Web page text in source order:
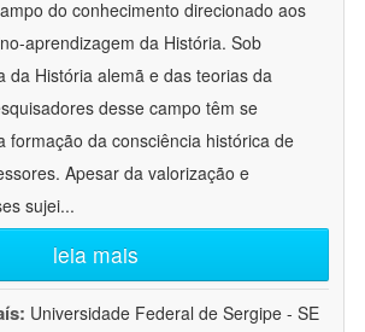
do conhecimento direcionado aos
aprendizagem da História. Sob
da História alemã e das teorias da
desse campo têm se
formação da consciência histórica de
Apesar da valorização e
sujei...
leia mais
Universidade Federal de Sergipe - SE